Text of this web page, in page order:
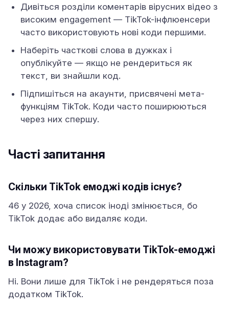
Дивіться розділи коментарів вірусних відео з
високим engagement — TikTok-інфлюенсери
часто використовують нові коди першими.
Наберіть часткові слова в дужках і
опублікуйте — якщо не рендериться як
текст, ви знайшли код.
Підпишіться на акаунти, присвячені мета-
функціям TikTok. Коди часто поширюються
через них спершу.
Часті запитання
Скільки TikTok емоджі кодів існує?
46 у 2026, хоча список іноді змінюється, бо
TikTok додає або видаляє коди.
Чи можу використовувати TikTok-емоджі
в Instagram?
Ні. Вони лише для TikTok і не рендеряться поза
додатком TikTok.